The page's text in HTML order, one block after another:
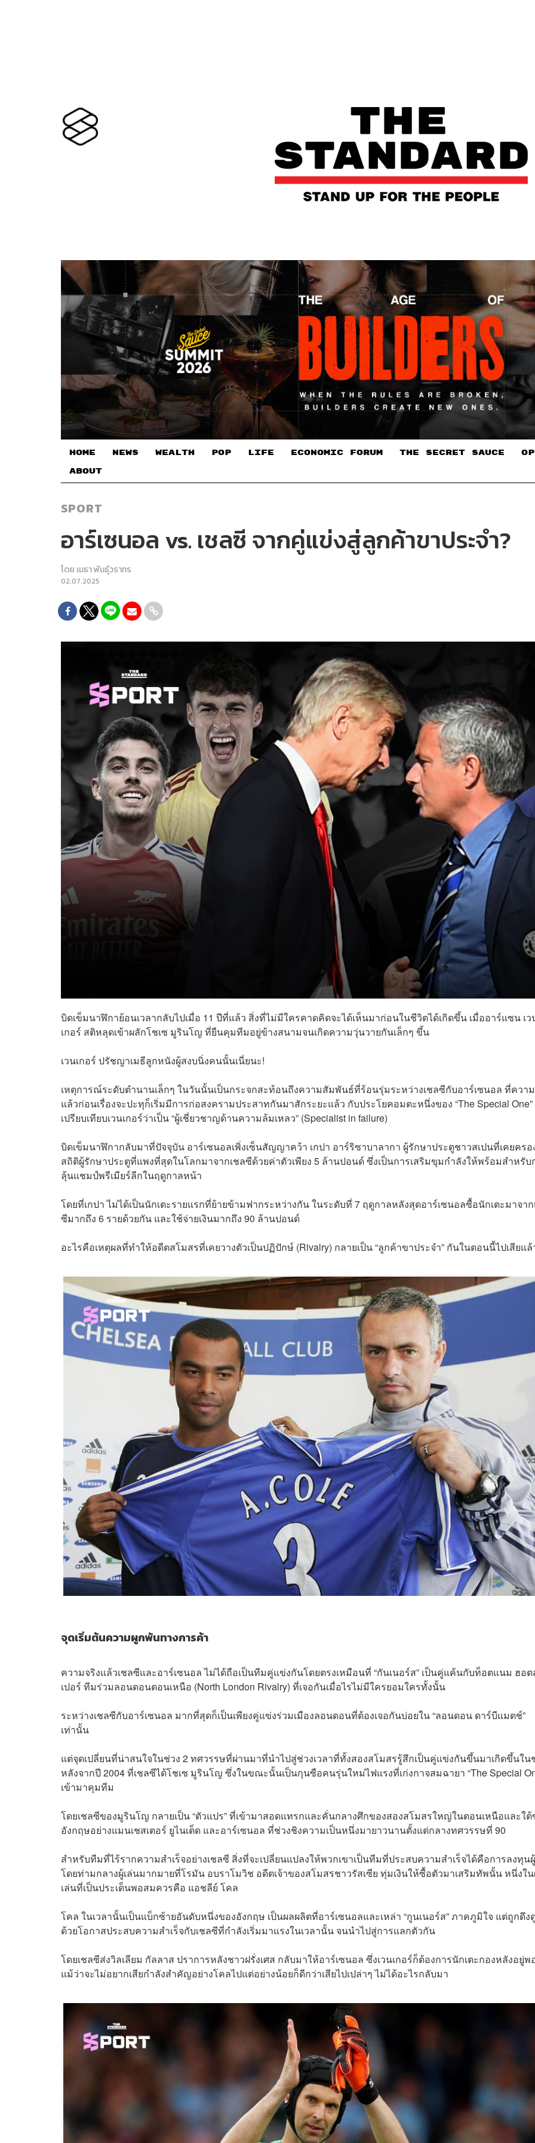
HOME NEWS WEALTH POP LIFE ECONOMIC FORUM THE SECRET SAUCE​
ABOUT
SPORT
อาร์เซนอล vs. เชลซี จากคู่แข่งสู่ลูกค้าขาประจำ?
โดย เมธา พันธุ์วราทร
02.07.2025
บิดเข็มนาฬิกาย้อนเวลากลับไปเมื่อ 11 ปีที่แล้ว สิ่งที่ไม่มีใครคาดคิดจะได้เห็นมาก่อนในชีวิตได้เกิดขึ้น เมื่ออาร์แซน เว
เกอร์ สติหลุดเข้าผลักโชเซ มูรินโญ ที่ยืนคุมทีมอยู่ข้างสนามจนเกิดความวุ่นวายกันเล็กๆ ขึ้น
เวนเกอร์ ปรัชญาเมธีลูกหนังผู้สงบนิ่งคนนั้นเนี่ยนะ!
เหตุการณ์ระดับตำนานเล็กๆ ในวันนั้นเป็นกระจกสะท้อนถึงความสัมพันธ์ที่ร้อนรุ่มระหว่างเชลซีกับอาร์เซนอล ที่ควา
แล้วก่อนเรื่องจะปะทุก็เริ่มมีการก่อสงครามประสาทกันมาสักระยะแล้ว กับประโยคอมตะหนึ่งของ “The Special
เปรียบเทียบเวนเกอร์ว่าเป็น “ผู้เชี่ยวชาญด้านความล้มเหลว” (Specialist in failure)
บิดเข็มนาฬิกากลับมาที่ปัจจุบัน อาร์เซนอลเพิ่งเซ็นสัญญาคว้า เกปา อาร์ริซาบาลากา ผู้รักษาประตูชาวสเปนที่เคยครอ
สถิติผู้รักษาประตูที่แพงที่สุดในโลกมาจากเชลซีด้วยค่าตัวเพียง 5 ล้านปอนด์ ซึ่งเป็นการเสริมขุมกำลังให้พร้อมสำหรับ
ลุ้นแชมป์พรีเมียร์ลีกในฤดูกาลหน้า
โดยที่เกปา ไม่ได้เป็นนักเตะรายแรกที่ย้ายข้ามฟากระหว่างกัน ในระดับที่ 7 ฤดูกาลหลังสุดอาร์เซนอลซื้อนักเตะมาจา
ซีมากถึง 6 รายด้วยกัน และใช้จ่ายเงินมากถึง 90 ล้านปอนด์
อะไรคือเหตุผลที่ทำให้อดีตสโมสรที่เคยวางตัวเป็นปฏิปักษ์ (Rivalry) กลายเป็น “ลูกค้าขาประจำ” กันในตอนนี้ไปเสียแล้
จุดเริ่มต้นความผูกพันทางการค้า
ความจริงแล้วเชลซีและอาร์เซนอล ไม่ได้ถือเป็นทีมคู่แข่งกันโดยตรงเหมือนที่ “กันเนอร์ส” เป็นคู่แค้นกับท็อตแนม ฮอ
เปอร์ ทีมร่วมลอนดอนตอนเหนือ (North London Rivalry) ที่เจอกันเมื่อไรไม่มีใครยอมใครทั้งนั้น
ระหว่างเชลซีกับอาร์เซนอล มากที่สุดก็เป็นเพียงคู่แข่งร่วมเมืองลอนดอนที่ต้องเจอกันบ่อยใน “ลอนดอน ดาร์บีแมตช์”
เท่านั้น
แต่จุดเปลี่ยนที่น่าสนใจในช่วง 2 ทศวรรษที่ผ่านมาที่นำไปสู่ช่วงเวลาที่ทั้งสองสโมสรรู้สึกเป็นคู่แข่งกันขึ้นมาเกิดขึ้นใน
หลังจากปี 2004 ที่เชลซีได้โชเซ มูรินโญ ซึ่งในขณะนั้นเป็นกุนซือคนรุ่นใหม่ไฟแรงที่เก่งกาจสมฉายา “The Special
เข้ามาคุมทีม
โดยเชลซีของมูรินโญ กลายเป็น “ตัวแปร” ที่เข้ามาสอดแทรกและคั่นกลางศึกของสองสโมสรใหญ่ในตอนเหนือและใต้
อังกฤษอย่างแมนเชสเตอร์ ยูไนเต็ด และอาร์เซนอล ที่ช่วงชิงความเป็นหนึ่งมายาวนานตั้งแต่กลางทศวรรษที่ 90
สำหรับทีมที่ไร้รากความสำเร็จอย่างเชลซี สิ่งที่จะเปลี่ยนแปลงให้พวกเขาเป็นทีมที่ประสบความสำเร็จได้คือการลงทุน
โดยท่ามกลางผู้เล่นมากมายที่โรมัน อบราโมวิช อดีตเจ้าของสโมสรชาวรัสเซีย ทุ่มเงินให้ซื้อตัวมาเสริมทัพนั้น หนึ่งใ
เล่นที่เป็นประเด็นพอสมควรคือ แอชลีย์ โคล
โคล ในเวลานั้นเป็นแบ็กซ้ายอันดับหนึ่งของอังกฤษ เป็นผลผลิตที่อาร์เซนอลและเหล่า “กูนเนอร์ส” ภาคภูมิใจ แต่ถูกดึง
ด้วยโอกาสประสบความสำเร็จกับเชลซีที่กำลังเริ่มมาแรงในเวลานั้น จนนำไปสู่การแลกตัวกัน
โดยเชลซีส่งวิลเลียม กัลลาส ปราการหลังชาวฝรั่งเศส กลับมาให้อาร์เซนอล ซึ่งเวนเกอร์ก็ต้องการนักเตะกองหลังอยู่พ
แม้ว่าจะไม่อยากเสียกำลังสำคัญอย่างโคลไปแต่อย่างน้อยก็ดีกว่าเสียไปเปล่าๆ ไม่ได้อะไรกลับมา